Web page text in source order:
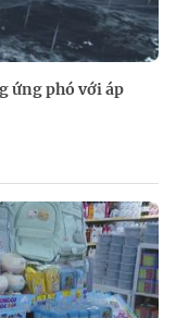
ứng phó với áp